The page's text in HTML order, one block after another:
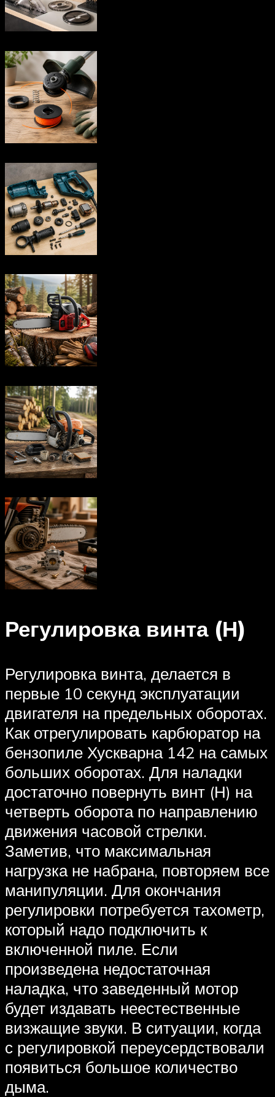
Регулировка винта (Н)
Регулировка винта, делается в
первые 10 секунд эксплуатации
двигателя на предельных оборотах.
Как отрегулировать карбюратор на
бензопиле Хускварна 142 на самых
больших оборотах. Для наладки
достаточно повернуть винт (Н) на
четверть оборота по направлению
движения часовой стрелки.
Заметив, что максимальная
нагрузка не набрана, повторяем все
манипуляции. Для окончания
регулировки потребуется тахометр,
который надо подключить к
включенной пиле. Если
произведена недостаточная
наладка, что заведенный мотор
будет издавать неестественные
визжащие звуки. В ситуации, когда
с регулировкой переусердствовали
появиться большое количество
дыма.